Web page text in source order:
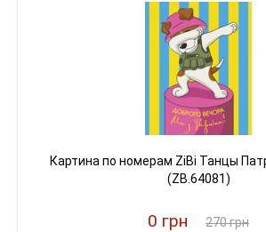
Картина по номерам ZiBi Танцы
(ZB.64081)
0 грн 270 грн